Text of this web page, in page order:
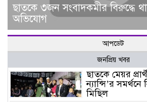
ছাত‌কে ৩জন সংবাদকমীর বিরু‌দ্ধে
অভিযোগ
আপডেট
জনপ্রিয় খবর
ছাতকে মেয়র
ন্যান্সি’র সমর্থনে
মিছিল